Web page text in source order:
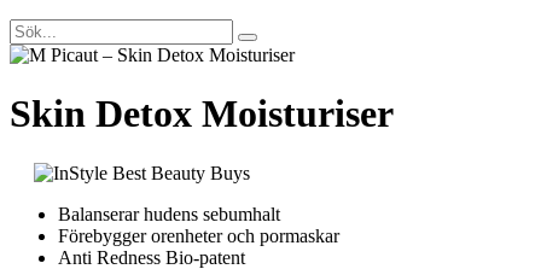
Skin Detox Moisturiser
Balanserar hudens sebumhalt
Förebygger orenheter och pormaskar
Anti Redness Bio-patent